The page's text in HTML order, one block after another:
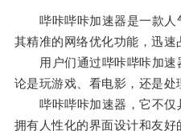
哔咔哔咔加速器是一款人
其精准的网络优化功能，迅速
用户们通过哔咔哔咔加速
论是玩游戏、看电影，还是处
哔咔哔咔加速器，它不仅
拥有人性化的界面设计和友